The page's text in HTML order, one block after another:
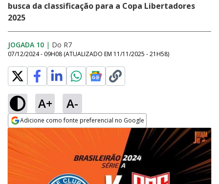
busca da classificação para a Copa Libertadores
2025
JOGADA 10 | Do R7
07/12/2024 - 09H08 (ATUALIZADO EM 11/11/2025 - 21H58)
A+ A-
Adicione como fonte preferencial no Google
Opens in new window